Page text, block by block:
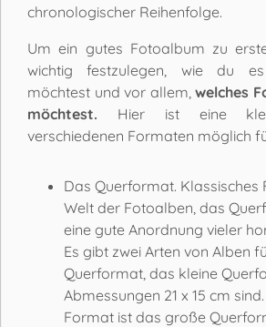
chronologischer Reihenfolge.
Um ein gutes Fotoalbum zu
wichtig festzulegen, wie du es
möchtest und vor allem,welches
möchtest. Hier ist eine
verschiedenen Formaten möglich
Das Querformat. Klassisches
Welt der Fotoalben, das
eine gute Anordnung vieler
Es gibt zwei Arten von Alben
Querformat, das kleine
Abmessungen 21 x 15 cm
Format ist das große